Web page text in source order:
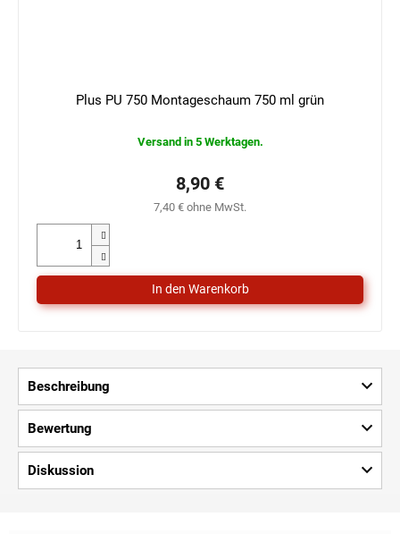
Plus PU 750 Montageschaum 750 ml grün
Versand in 5 Werktagen.
7,40 € ohne MwSt.
8,90 €
Beschreibung
Bewertung
Diskussion